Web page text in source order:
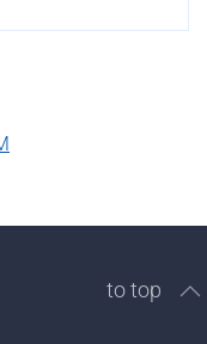
to top